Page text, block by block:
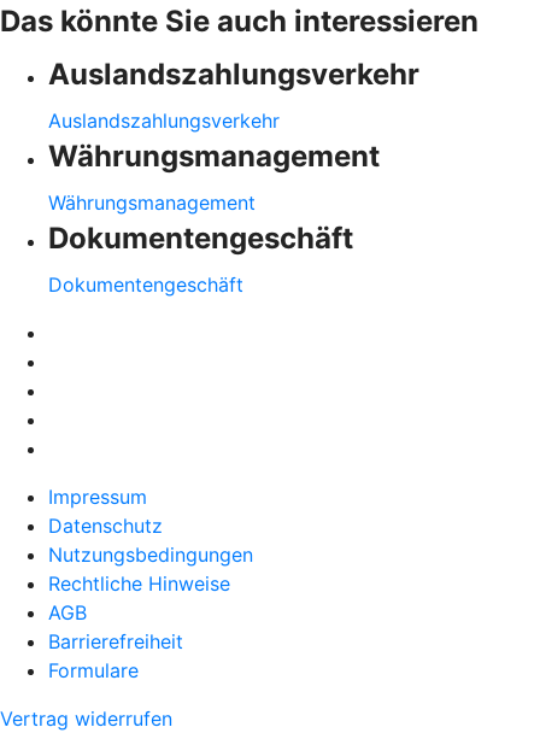
Das könnte Sie auch interessieren
Auslandszahlungsverkehr
Auslandszahlungsverkehr
Währungsmanagement
Währungsmanagement
Dokumentengeschäft
Dokumentengeschäft
Impressum
Datenschutz
Nutzungsbedingungen
Rechtliche Hinweise
AGB
Barrierefreiheit
Formulare
Vertrag widerrufen